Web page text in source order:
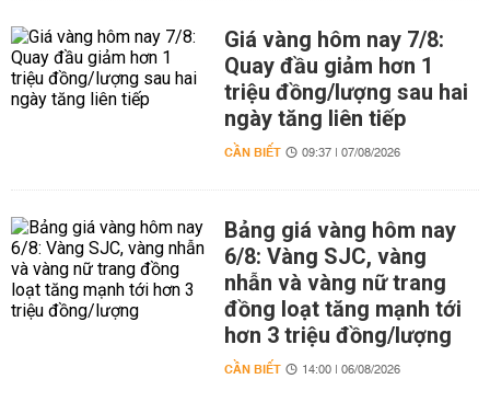
Giá vàng hôm nay 7/8:
Quay đầu giảm hơn 1
triệu đồng/lượng sau hai
ngày tăng liên tiếp
CẦN BIẾT 09:37 | 07/08/2026
Bảng giá vàng hôm nay
6/8: Vàng SJC, vàng
nhẫn và vàng nữ trang
đồng loạt tăng mạnh tới
hơn 3 triệu đồng/lượng
CẦN BIẾT 14:00 | 06/08/2026